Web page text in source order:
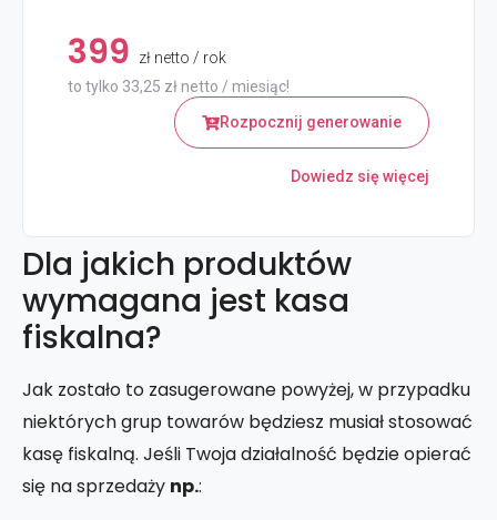
399
zł netto / rok
to tylko 33,25 zł netto / miesiąc!
Rozpocznij generowanie
Dowiedz się więcej
Dla jakich produktów
wymagana jest kasa
fiskalna?
Jak zostało to zasugerowane powyżej, w przypadku
niektórych grup towarów będziesz musiał stosować
kasę fiskalną. Jeśli Twoja działalność będzie opierać
się na sprzedaży np.: